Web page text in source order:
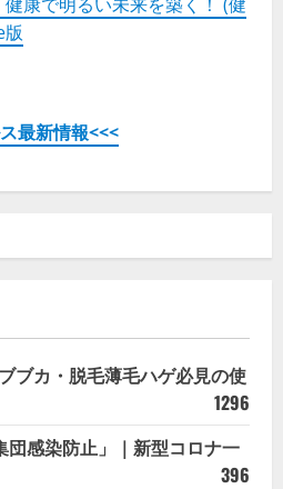
最新情報<<<
ブカ・脱毛薄毛ハゲ必見の使
1296
団感染防止」｜新型コロナ一
396